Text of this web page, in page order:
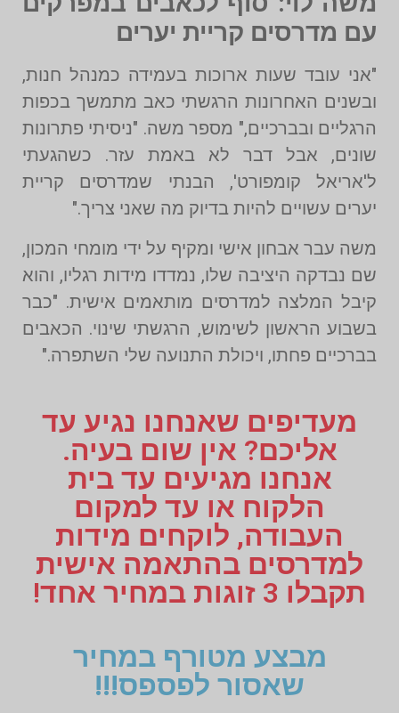
עם מדרסים קריית יערים
"אני עובד שעות ארוכות בעמידה כמנהל חנות,
ובשנים האחרונות הרגשתי כאב מתמשך בכפות
הרגליים ובברכיים," מספר משה. "ניסיתי פתרונות
שונים, אבל דבר לא באמת עזר. כשהגעתי
ל'אריאל קומפורט', הבנתי שמדרסים קריית
יערים עשויים להיות בדיוק מה שאני צריך."
משה עבר אבחון אישי ומקיף על ידי מומחי המכון,
שם נבדקה היציבה שלו, נמדדו מידות רגליו, והוא
קיבל המלצה למדרסים מותאמים אישית. "כבר
בשבוע הראשון לשימוש, הרגשתי שינוי. הכאבים
בברכיים פחתו, ויכולת התנועה שלי השתפרה."
מעדיפים שאנחנו נגיע עד
אליכם? אין שום בעיה.
אנחנו מגיעים עד בית
הלקוח או עד למקום
העבודה, לוקחים מידות
למדרסים בהתאמה אישית
תקבלו 3 זוגות במחיר אחד!
מבצע מטורף במחיר
שאסור לפספס!!!